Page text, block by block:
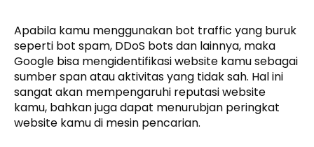
Apabila kamu menggunakan bot traffic yang buruk
seperti bot spam, DDoS bots dan lainnya, maka
Google bisa mengidentifikasi website kamu sebagai
sumber span atau aktivitas yang tidak sah. Hal ini
sangat akan mempengaruhi reputasi website
kamu, bahkan juga dapat menurubjan peringkat
website kamu di mesin pencarian.